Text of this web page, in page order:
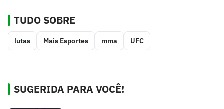
TUDO SOBRE
lutas Mais Esportes mma UFC
SUGERIDA PARA VOCÊ!